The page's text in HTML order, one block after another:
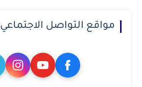
مواقع التواصل الاجتماعي